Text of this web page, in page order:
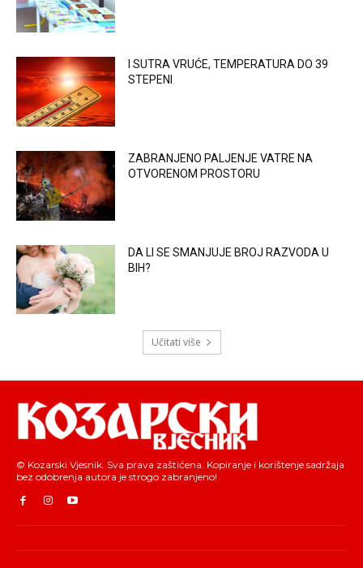
I SUTRA VRUĆE, TEMPERATURA DO 39
STEPENI
ZABRANJENO PALJENJE VATRE NA
OTVORENOM PROSTORU
DA LI SE SMANJUJE BROJ RAZVODA U
BIH?
Učitati više
© Kozarski Vjesnik. Sva prava zaštićena. Kopiranje i korištenje sadržaja
bez odobrenja autora je strogo zabranjeno!